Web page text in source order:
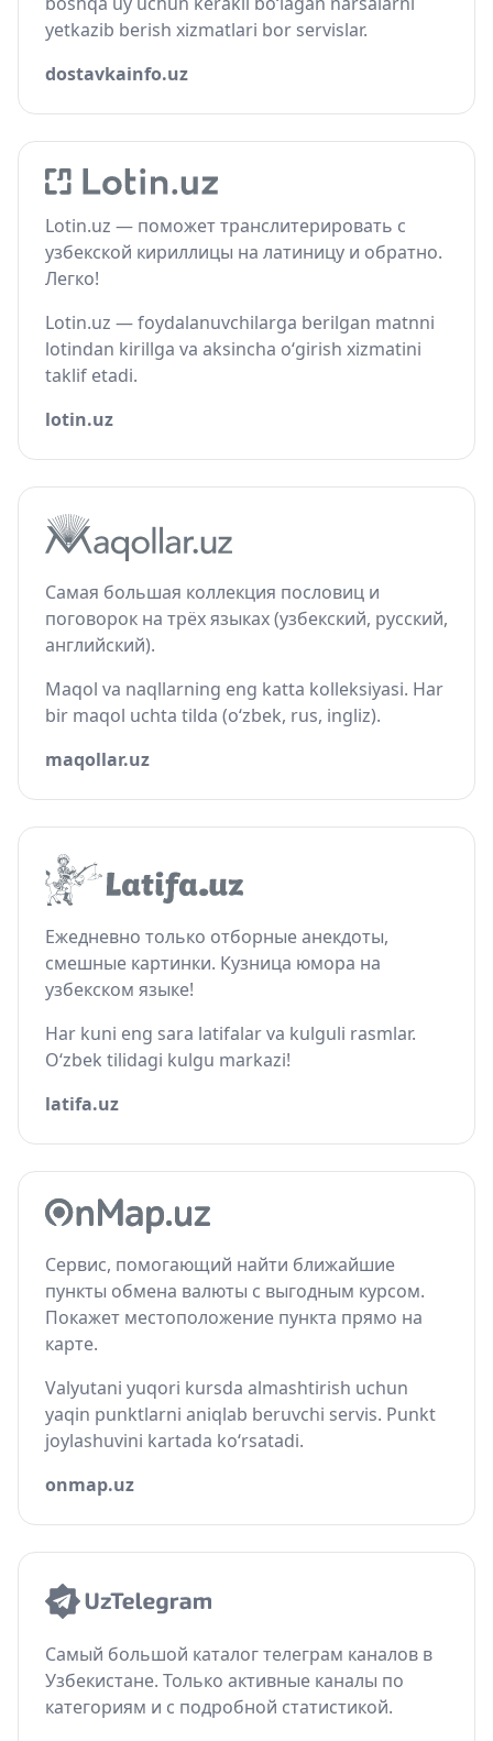
yetkazib berish xizmatlari bor servislar.
dostavkainfo.uz
Lotin.uz — поможет транслитерировать с
узбекской кириллицы на латиницу и обратно.
Легко!
Lotin.uz — foydalanuvchilarga berilgan matnni
lotindan kirillga va aksincha o‘girish xizmatini
taklif etadi.
lotin.uz
Самая большая коллекция пословиц и
поговорок на трёх языках (узбекский, русский,
английский).
Maqol va naqllarning eng katta kolleksiyasi. Har
bir maqol uchta tilda (o‘zbek, rus, ingliz).
maqollar.uz
Ежедневно только отборные анекдоты,
смешные картинки. Кузница юмора на
узбекском языке!
Har kuni eng sara latifalar va kulguli rasmlar.
O‘zbek tilidagi kulgu markazi!
latifa.uz
Сервис, помогающий найти ближайшие
пункты обмена валюты с выгодным курсом.
Покажет местоположение пункта прямо на
карте.
Valyutani yuqori kursda almashtirish uchun
yaqin punktlarni aniqlab beruvchi servis. Punkt
joylashuvini kartada ko‘rsatadi.
onmap.uz
Самый большой каталог телеграм каналов в
Узбекистане. Только активные каналы по
категориям и с подробной статистикой.